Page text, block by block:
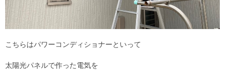
こちらはパワーコンディショナーといって
太陽光パネルで作った電気を